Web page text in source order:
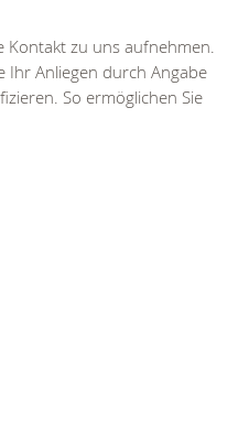
zu uns aufnehmen.
Ihr Anliegen durch Angabe
So ermöglichen Sie